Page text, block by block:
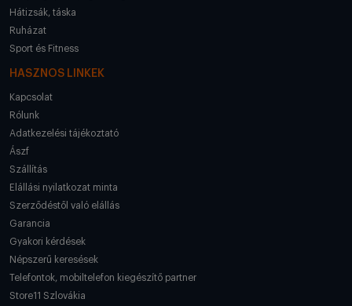
Hátizsák, táska
Ruházat
Sport és Fitness
HASZNOS LINKEK
Kapcsolat
Rólunk
Adatkezelési tájékoztató
Ászf
Szállítás
Elállási nyilatkozat minta
Szerződéstől való elállás
Garancia
Gyakori kérdések
Népszerű keresések
Telefontok, mobiltelefon kiegészítő partner
Store11 Szlovákia